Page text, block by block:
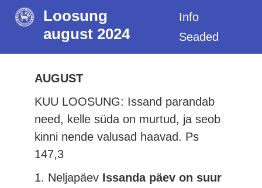
Loosung
august 2024
Info
Seaded
AUGUST
KUU LOOSUNG: Issand parandab
need, kelle süda on murtud, ja seob
kinni nende valusad haavad. Ps
147,3
1. Neljapäev Issanda päev on suur